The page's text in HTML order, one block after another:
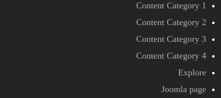
Content Category 1
Content Category 2
Content Category 3
Content Category 4
Explore
Joomla page